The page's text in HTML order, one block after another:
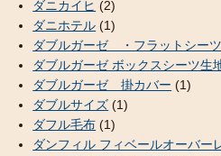
ダニカイヒ (2)
ダニホテル (1)
ダブルガーゼ ・フラットシーツ
ダブルガーゼ ボックスシーツ生
ダブルガーゼ 掛カバー (1)
ダブルサイズ (1)
ダフル毛布 (1)
ダンフィル フィベールオーバー